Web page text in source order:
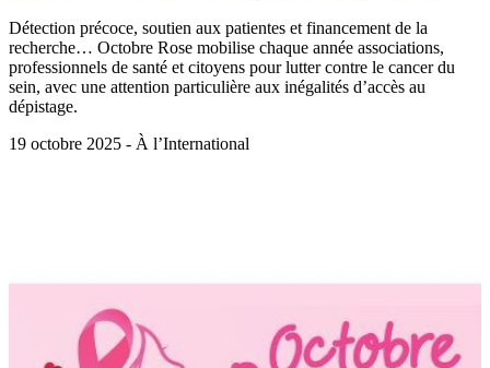
Détection précoce, soutien aux patientes et financement de la
recherche… Octobre Rose mobilise chaque année associations,
professionnels de santé et citoyens pour lutter contre le cancer du
sein, avec une attention particulière aux inégalités d’accès au
dépistage.
19 octobre 2025 - À l’International